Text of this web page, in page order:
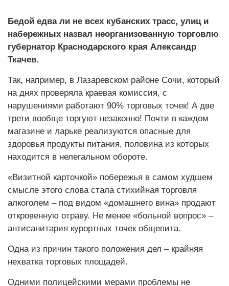
Бедой едва ли не всех кубанских трасс, улиц и
набережных назвал неорганизованную торговлю
губернатор Краснодарского края Александр
Ткачев.
Так, например, в Лазаревском районе Сочи, который
на днях проверяла краевая комиссия, с
нарушениями работают 90% торговых точек! А две
трети вообще торгуют незаконно! Почти в каждом
магазине и ларьке реализуются опасные для
здоровья продукты питания, половина из которых
находится в нелегальном обороте.
«Визитной карточкой» побережья в самом худшем
смысле этого слова стала стихийная торговля
алкоголем – под видом «домашнего вина» продают
откровенную отраву. Не менее «больной вопрос» –
антисанитария курортных точек общепита.
Одна из причин такого положения дел – крайняя
нехватка торговых площадей.
Одними полицейскими мерами проблемы не